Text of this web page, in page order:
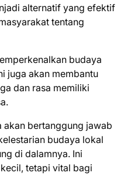
alternatif yang efektif
tentang
budaya
juga akan membantu
dan rasa memiliki
akan bertanggung jawab
budaya lokal
di dalamnya. Ini
tetapi vital bagi